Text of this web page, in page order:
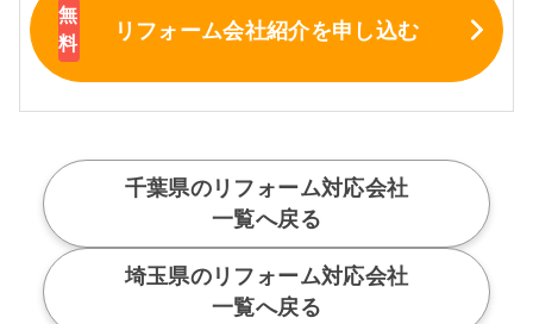
リフォーム会社紹介を申し込む
千葉県のリフォーム対応会社
一覧へ戻る
埼玉県のリフォーム対応会社
一覧へ戻る